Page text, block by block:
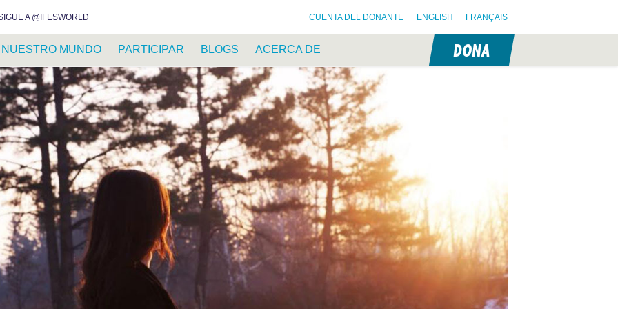
A @IFESWORLD CUENTA DEL DONANTE ENGLISH FRANÇAIS
NUESTRO MUNDO PARTICIPAR BLOGS ACERCA DE DONA